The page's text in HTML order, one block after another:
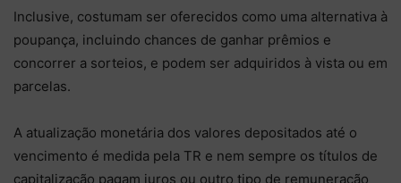
Inclusive, costumam ser oferecidos como uma alternativa à
poupança, incluindo chances de ganhar prêmios e
concorrer a sorteios, e podem ser adquiridos à vista ou em
parcelas.
A atualização monetária dos valores depositados até o
vencimento é medida pela TR e nem sempre os títulos de
capitalização pagam juros ou outro tipo de remuneração